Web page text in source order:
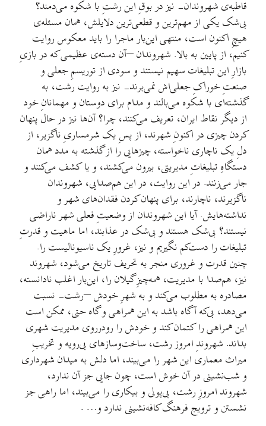
قاطبه‌ی شهروندان- نیز در بوقِ این رشتِ با شکوه می‌دمند؟
بی‌شک یکی از مهم‌ترین و قطعی‌ترین دلایلش، همان مسئله‌ی
هیچِ‌ اکنون است، منتهی این‌بار ماجرا را باید معکوس روایت
کنیم، از پایین به بالا. شهروندان –آن دسته‌ی عظیمی که در بازیِ
بازارِ این تبلیغات سهیم نیستند و سودی از توریسمِ جعلی و
صنعتِ خوراکِ جعلی‌اش نمی‌برند- نیز به روایت رشت، به
گذشته‌ای با شکوه می‌بالند و مدام برای دوستان و مهمانانِ خود
از دیگر نقاط ایران، تعریف می‌کنند، چرا؟ آن‌ها نیز در حال پنهان
کردن چیزی در اکنونِ شهرند، از پسِ یک شرمساریِ ناگزیر، از
دلِ یک ناچاری ناخواسته، چیزهایی را از گذشته به مدد همان
دستگاهِ تبلیغاتِ مدیریتی، بیرون می‌کشند، و یا کشف می‌کنند و
جار می‌زنند. در این روایت، در این هم‌صدایی، شهروندان
ناگزیرند، ناچارند، برای پنهان کردن فقدان‌های شهر و
نداشته‌هایش. آیا این شهروندان از وضعیتِ فعلی شهر ناراضی
نیستند؟ بی‌شک هستند و بی‌شک در عذابند، اما ماهیت و قدرتِ
تبلیغات را دست‌کم نگیریم و نیز، غرورِ یک ناسیونالیست را.
چنین قدرت و غروری منجر به تحریف تاریخ می‌شود، شهروند
نیز، هم‌صدا با مدیریت، همه‌چیزِ گیلان را، این‌بار اغلب نادانسته،
مصادره به مطلوب می‌کند و به شهرِ خودش –رشت- نسبت
می‌دهد، بی‌که آگاه باشد به این همراهی و گاه حتی، ممکن است
این همراهی را کتمان کند و خودش را رودرروی مدیریت شهری
بداند. شهروندِ امروز رشت، ساخت‌وسازهای بی‌رویه و تخریبِ
میراث معماری این شهر را می‌بیند، اما دلش به میدان شهرداری
و شب‌نشینی در آن خوش است، چون جایی جز آن ندارد،
شهروند امروزِ رشت، بی‌پولی و بیکاری را می‌بیند، اما راهی جز
نشستن و ترویج فرهنگ کافه‌نشینی ندارد و… .